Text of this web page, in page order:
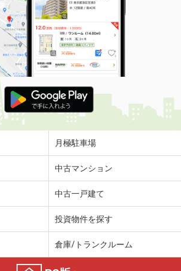
月極駐車場
中古マンション
中古一戸建て
投資物件を探す
倉庫/トランクルーム